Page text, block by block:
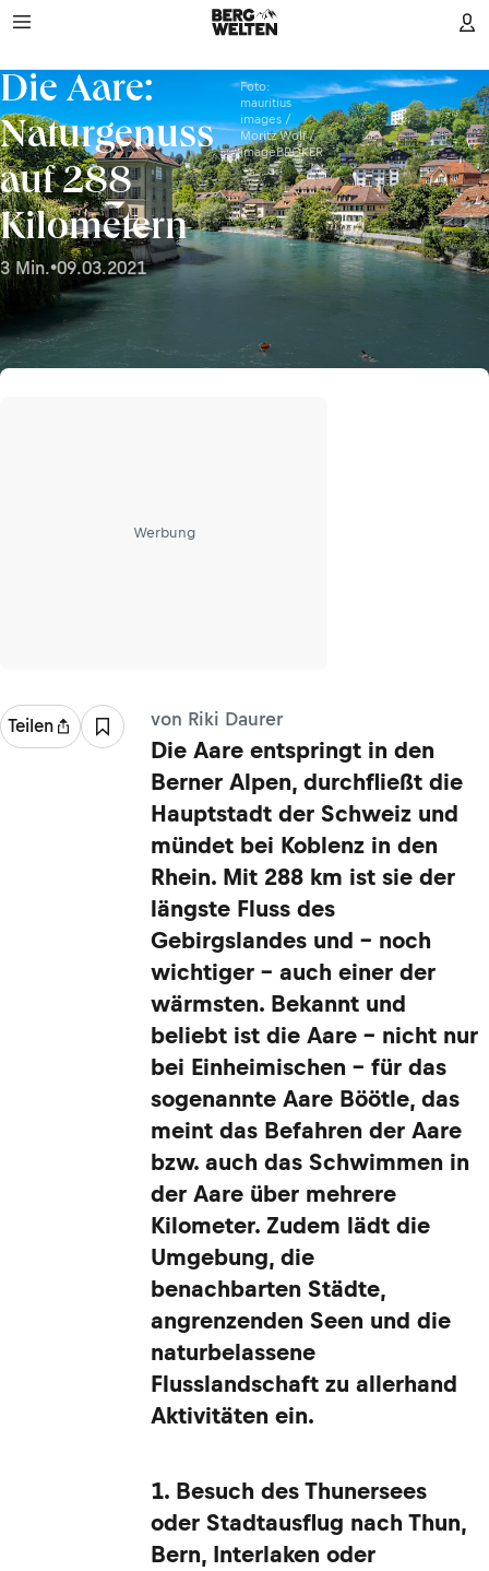
Die Aare:
Naturgenuss
auf 288
Kilometern
3 Min.•09.03.2021
Foto:
mauritius
images /
Moritz Wolf /
imageBROKER
Werbung
Teilen von Riki Daurer
Die Aare entspringt in den
Berner Alpen, durchfließt die
Hauptstadt der Schweiz und
mündet bei Koblenz in den
Rhein. Mit 288 km ist sie der
längste Fluss des
Gebirgslandes und – noch
wichtiger – auch einer der
wärmsten. Bekannt und
beliebt ist die Aare – nicht nur
bei Einheimischen – für das
sogenannte Aare Böötle, das
meint das Befahren der Aare
bzw. auch das Schwimmen in
der Aare über mehrere
Kilometer. Zudem lädt die
Umgebung, die
benachbarten Städte,
angrenzenden Seen und die
naturbelassene
Flusslandschaft zu allerhand
Aktivitäten ein.
1. Besuch des Thunersees
oder Stadtausflug nach Thun,
Bern, Interlaken oder